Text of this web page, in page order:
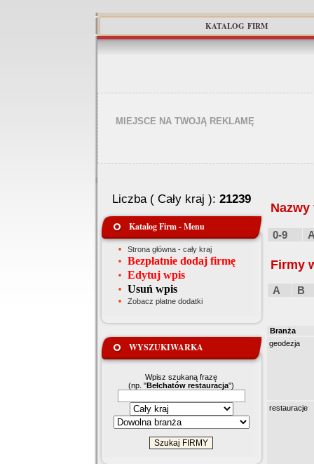
KATALOG FIRM
MIEJSCE NA TWOJĄ REKLAMĘ
Liczba ( Cały kraj ): 21239
Katalog Firm - Menu
Strona główna - cały kraj
Bezpłatnie dodaj firmę
Edytuj wpis
Usuń wpis
Zobacz płatne dodatki
WYSZUKIWARKA
Wpisz szukaną frazę
(np. "Bełchatów restauracja")
0-9
Firmy
A B
Branża
geodezja
restauracje